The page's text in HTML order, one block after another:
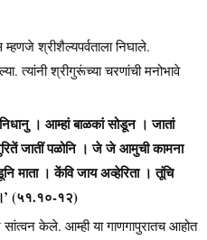
श्रीशैल्यपर्वताला निघाले.
त्यांनी श्रीगुरूंच्या चरणांची मनोभावे
। आम्हां बाळकां सोडून । जातां
जातीं पळोनि । जे जे आमुची कामना
माता । केंवि जाय अव्हेरिता । तूंचि
॥’ (५१.१०-१२)
सांत्वन केले. आम्ही या गाणगापुरातच आहोत